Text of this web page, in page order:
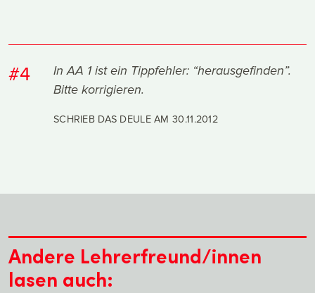
#4
In AA 1 ist ein Tippfehler: “herausgefinden”.
Bitte korrigieren.
SCHRIEB DAS DEULE AM30.11.2012
Andere Lehrerfreund/innen
lasen auch: